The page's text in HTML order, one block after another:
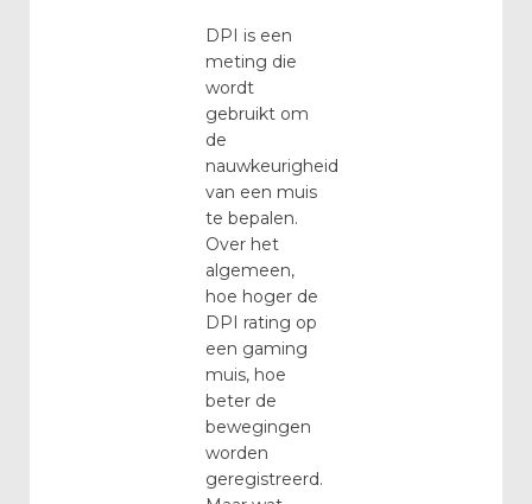
DPI is een
meting die
wordt
gebruikt om
de
nauwkeurigheid
van een muis
te bepalen.
Over het
algemeen,
hoe hoger de
DPI rating op
een gaming
muis, hoe
beter de
bewegingen
worden
geregistreerd.